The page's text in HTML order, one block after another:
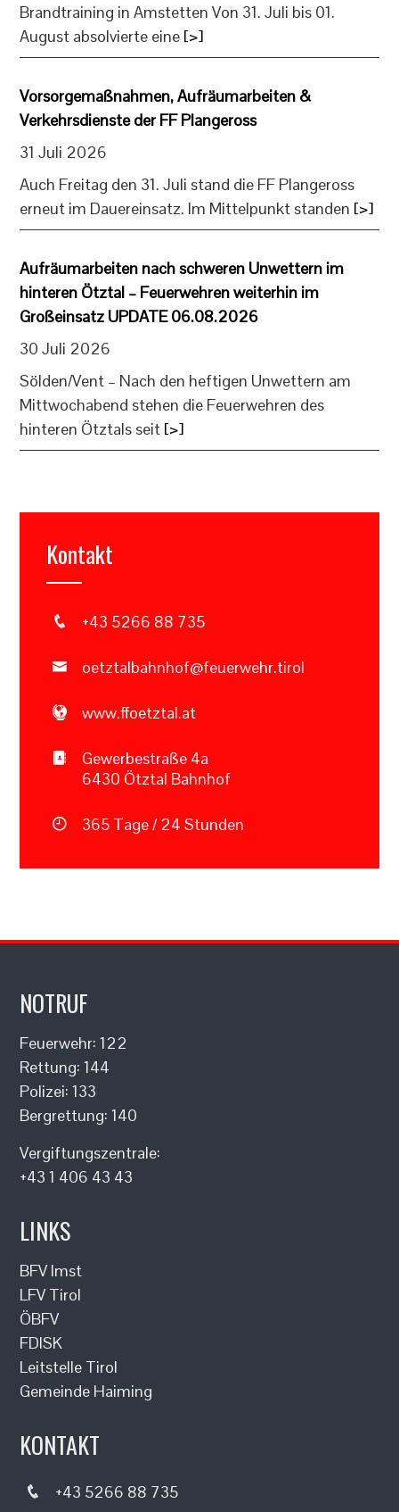
Brandtraining in Amstetten Von 31. Juli bis 01.
August absolvierte eine [>]
Vorsorgemaßnahmen, Aufräumarbeiten &
Verkehrsdienste der FF Plangeross
31 Juli 2026
Auch Freitag den 31. Juli stand die FF Plangeross
erneut im Dauereinsatz. Im Mittelpunkt standen [>]
Aufräumarbeiten nach schweren Unwettern im
hinteren Ötztal – Feuerwehren weiterhin im
Großeinsatz UPDATE 06.08.2026
30 Juli 2026
Sölden/Vent – Nach den heftigen Unwettern am
Mittwochabend stehen die Feuerwehren des
hinteren Ötztals seit [>]
Kontakt
+43 5266 88 735
oetztalbahnhof@feuerwehr.tirol
www.ffoetztal.at
Gewerbestraße 4a
6430 Ötztal Bahnhof
365 Tage / 24 Stunden
NOTRUF
Feuerwehr: 122
Rettung: 144
Polizei: 133
Bergrettung: 140
Vergiftungszentrale:
+43 1 406 43 43
LINKS
BFV Imst
LFV Tirol
ÖBFV
FDISK
Leitstelle Tirol
Gemeinde Haiming
KONTAKT
+43 5266 88 735